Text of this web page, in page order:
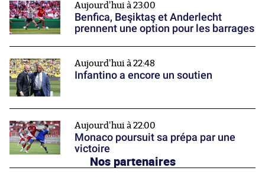
Aujourd'hui à 23:00
Benfica, Beşiktaş et Anderlecht
prennent une option pour les barrages
Aujourd'hui à 22:48
Infantino a encore un soutien
Aujourd'hui à 22:00
Monaco poursuit sa prépa par une
victoire
Nos partenaires